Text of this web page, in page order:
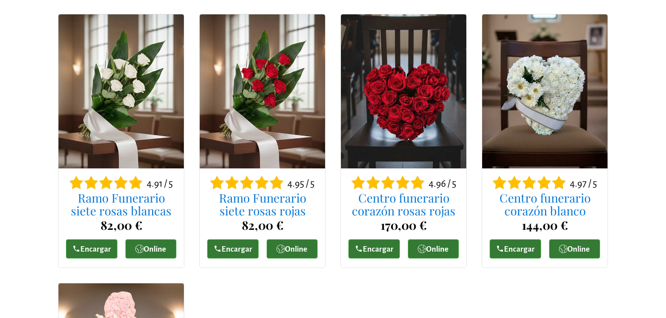
4.91 / 5
Ramo Funerario
siete rosas blancas
82,00 €
Encargar Online
4.95 / 5
Ramo Funerario
siete rosas rojas
82,00 €
Encargar Online
4.96 / 5
Centro funerario
corazón rosas rojas
170,00 €
Encargar Online
4.97 / 5
Centro funerario
corazón blanco
144,00 €
Encargar Online